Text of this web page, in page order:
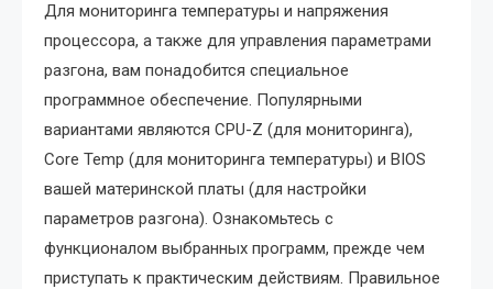
Для мониторинга температуры и напряжения
процессора, а также для управления параметрами
разгона, вам понадобится специальное
программное обеспечение. Популярными
вариантами являются CPU-Z (для мониторинга),
Core Temp (для мониторинга температуры) и BIOS
вашей материнской платы (для настройки
параметров разгона). Ознакомьтесь с
функционалом выбранных программ, прежде чем
приступать к практическим действиям. Правильное